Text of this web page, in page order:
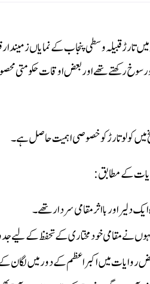
تارڑ قبیلہ وسطی پنجاب کے نمایاں
و رسوخ رکھتے تھے اور بعض اوقات
میں کولو تارڑ کو خصوصی اہمیت حاصل ہے۔
کے مطابق:
دلیر اور بااثر مقامی سردار تھے۔
نے مقامی خودمختاری کے تحفظ کے لیے
روایات میں اکبر اعظم کے دور میں لگان